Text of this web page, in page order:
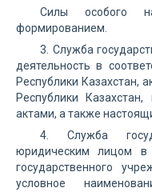
Силы особого
формированием.
3. Служба
деятельность в
Республики Казахстан,
Республики
актами, а также
4. Служба
юридическим лицом в
государственного
условное